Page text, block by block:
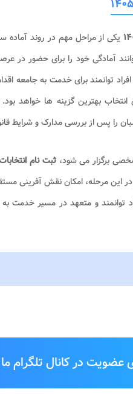
یکی از مراحل مهم در روند آماده
آمادگی خود را برای حضور در
توانمند برای خدمت به جامعه
انتخاب بهترین گزینه ها خواهد
را پس از بررسی مدارک و شرایط
برگزار می شود،ثبت نام انتخابات
این مرحله، امکان نقش آفرینی
توانمند و متعهد در مسیر خدمت
عضویت در کانال تلگرام